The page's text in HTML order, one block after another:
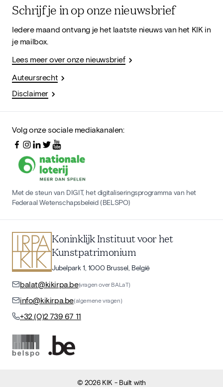
Schrijf je in op onze nieuwsbrief
Iedere maand ontvang je het laatste nieuws van het KIK in
je mailbox.
Lees meer over onze nieuwsbrief
Auteursrecht
Disclaimer
Volg onze sociale mediakanalen:
Met de steun van DIGIT, het digitaliseringsprogramma van het
Federaal Wetenschapsbeleid (BELSPO)
Koninklijk Instituut voor het
Kunstpatrimonium
Jubelpark 1, 1000 Brussel, België
balat@kikirpa.be(vragen over BALaT)
info@kikirpa.be(algemene vragen)
+32 (0)2 739 67 11
©2026 KIK - Built with